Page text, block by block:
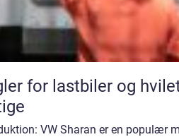
for lastbiler og
VW Sharan er en populær